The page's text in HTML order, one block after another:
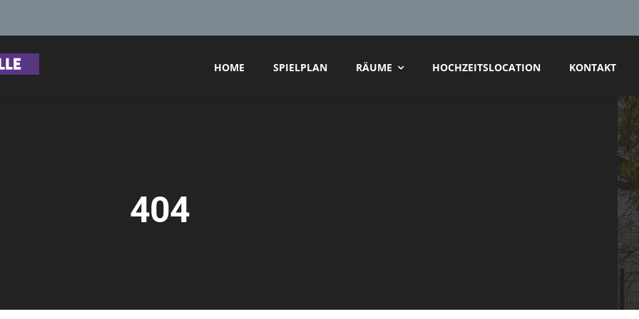
HOME SPIELPLAN RÄUME HOCHZEITSLOCATION KONTAKT
404